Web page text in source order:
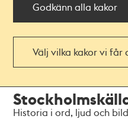
Godkänn alla kakor
Välj vilka kakor vi får
navigationen
huvudinnehållet
Historia i ord, ljud och bild